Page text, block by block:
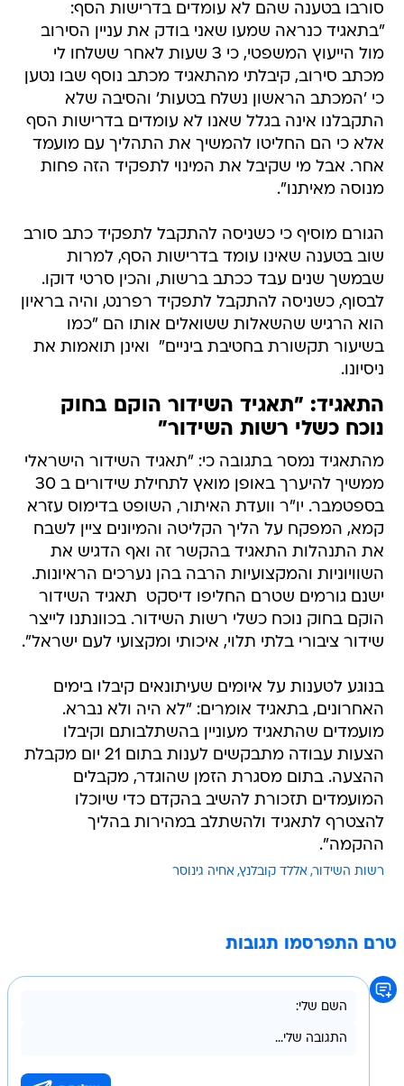
סורבו בטענה שהם לא עומדים בדרישות הסף:
"בתאגיד כנראה שמעו שאני בודק את עניין הסירוב
מול הייעוץ המשפטי, כי 3 שעות לאחר ששלחו לי
מכתב סירוב, קיבלתי מהתאגיד מכתב נוסף שבו נטען
כי 'המכתב הראשון נשלח בטעות' והסיבה שלא
התקבלנו אינה בגלל שאנו לא עומדים בדרישות הסף
אלא כי הם החליטו להמשיך את התהליך עם מועמד
אחר. אבל מי שקיבל את המינוי לתפקיד הזה פחות
מנוסה מאיתנו".
הגורם מוסיף כי כשניסה להתקבל לתפקיד כתב סורב
שוב בטענה שאינו עומד בדרישות הסף, למרות
שבמשך שנים עבד ככתב ברשות, והכין סרטי דוקו.
לבסוף, כשניסה להתקבל לתפקיד רפרנט, והיה בראיון
הוא הרגיש שהשאלות ששואלים אותו הם "כמו
בשיעור תקשורת בחטיבת ביניים"  ואינן תואמות את
ניסיונו.
התאגיד: "תאגיד השידור הוקם בחוק
נוכח כשלי רשות השידור"
מהתאגיד נמסר בתגובה כי: "תאגיד השידור הישראלי
ממשיך להיערך באופן מואץ לתחילת שידורים ב 30
בספטמבר. יו"ר וועדת האיתור, השופט בדימוס עזרא
קמא, המפקח על הליך הקליטה והמיונים ציין לשבח
את התנהלות התאגיד בהקשר זה ואף הדגיש את
השוויוניות והמקצועיות הרבה בהן נערכים הראיונות.
ישנם גורמים שטרם החליפו דיסקט  תאגיד השידור
הוקם בחוק נוכח כשלי רשות השידור. בכוונתנו לייצר
שידור ציבורי בלתי תלוי, איכותי ומקצועי לעם ישראל".
בנוגע לטענות על איומים שעיתונאים קיבלו בימים
האחרונים, בתאגיד אומרים: "לא היה ולא נברא.
מועמדים שהתאגיד מעוניין בהשתלבותם וקיבלו
הצעות עבודה מתבקשים לענות בתום 21 יום מקבלת
ההצעה. בתום מסגרת הזמן שהוגדר, מקבלים
המועמדים תזכורת להשיב בהקדם כדי שיוכלו
להצטרף לתאגיד ולהשתלב במהירות בהליך
ההקמה".
רשות השידור אללד קובלנץ אחיה גינוסר
טרם התפרסמו תגובות